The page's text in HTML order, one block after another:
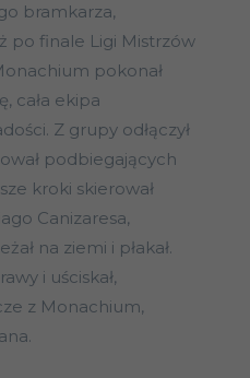
bramkarza,
po finale Ligi Mistrzów
pokonał
cała ekipa
Z grupy odłączył
podbiegających
kroki skierował
Canizaresa,
na ziemi i płakał.
i uściskał,
z Monachium,